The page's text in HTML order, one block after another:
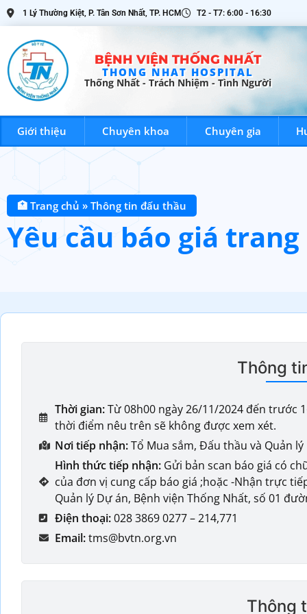
1 Lý Thường Kiệt, P. Tân Sơn Nhất, TP. HCM T2 - T7: 6:00 - 16:30
BỆNH VIỆN THỐNG NHẤT
THONG NHAT HOSPITAL
Thống Nhất - Trách Nhiệm - Tình Người
BỆNH VIỆN THỐNG NHẤT
Thống Nhất - Trách Nhiệm - Tình Người Giới
Giới thiệu Chuyên khoa Chuyên gia
🏥 Trang chủ » Thông tin đấu thầu
Yêu cầu báo giá
Thông
Thời gian:Từ 08h00 ngày 26/11/2024 đến trước
thời điểm nêu trên sẽ không được xem xét.
Nơi tiếp nhận:Tổ Mua sắm, Đấu thầu và Quản lý
Hình thức tiếp nhận: Gửi bản scan báo giá có
của đơn vị cung cấp báo giá ;hoặc -Nhận trực
Quản lý Dự án, Bệnh viện Thống Nhất, số 01
Điện thoại:028 3869 0277 – 214,771
Email:tms@bvtn.org.vn
Thông